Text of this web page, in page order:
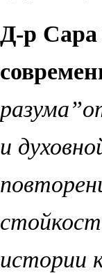
Д-р Сара
разума”
и
истории